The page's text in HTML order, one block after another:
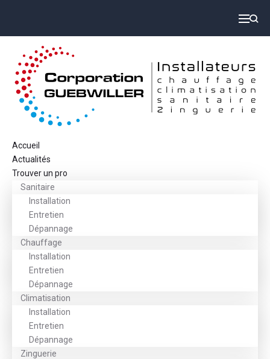
Accueil
Actualités
Trouver un pro
Sanitaire
Installation
Entretien
Dépannage
Chauffage
Installation
Entretien
Dépannage
Climatisation
Installation
Entretien
Dépannage
Zinguerie